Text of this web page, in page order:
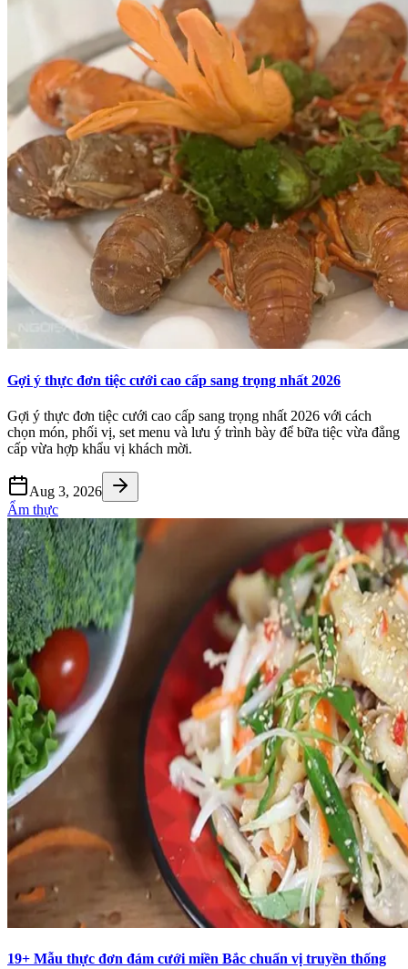
Gợi ý thực đơn tiệc cưới cao cấp sang trọng nhất 2026
Gợi ý thực đơn tiệc cưới cao cấp sang trọng nhất 2026 với cách
chọn món, phối vị, set menu và lưu ý trình bày để bữa tiệc vừa đẳng
cấp vừa hợp khẩu vị khách mời.
Aug 3, 2026
Ẩm thực
19+ Mẫu thực đơn đám cưới miền Bắc chuẩn vị truyền thống